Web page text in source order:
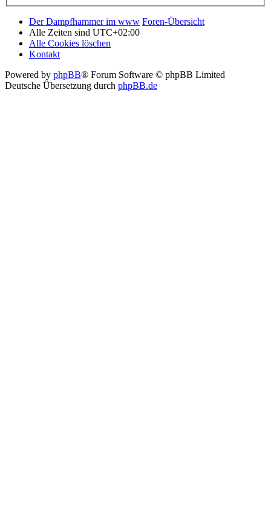
Der Dampfhammer im www Foren-Übersicht
Alle Zeiten sind UTC+02:00
Alle Cookies löschen
Kontakt
Powered by phpBB® Forum Software © phpBB Limited
Deutsche Übersetzung durch phpBB.de